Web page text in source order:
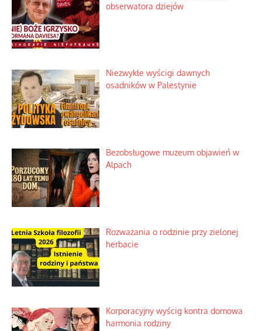
obserwatora dziejów
Niezwykłe wyścigi dawnych
osadników w Palestynie
Bezobsługowe muzeum objawień w
Alpach
Rozważania o rodzinie przy zielonej
herbacie
Korporacyjny wyścig kontra domowa
harmonia rodziny